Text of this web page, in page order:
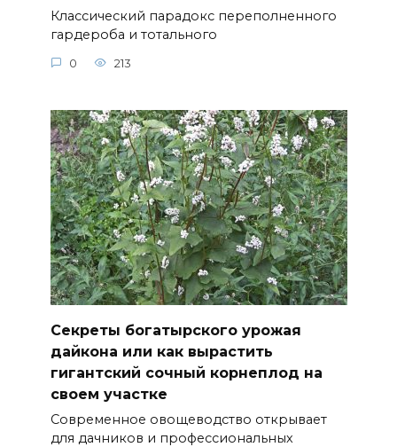
Классический парадокс переполненного
гардероба и тотального
0 213
Секреты богатырского урожая
дайкона или как вырастить
гигантский сочный корнеплод на
своем участке
Современное овощеводство открывает
для дачников и профессиональных